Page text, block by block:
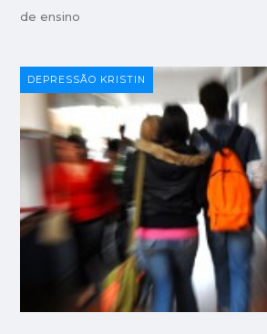
de ensino
DEPRESSÃO KRISTIN